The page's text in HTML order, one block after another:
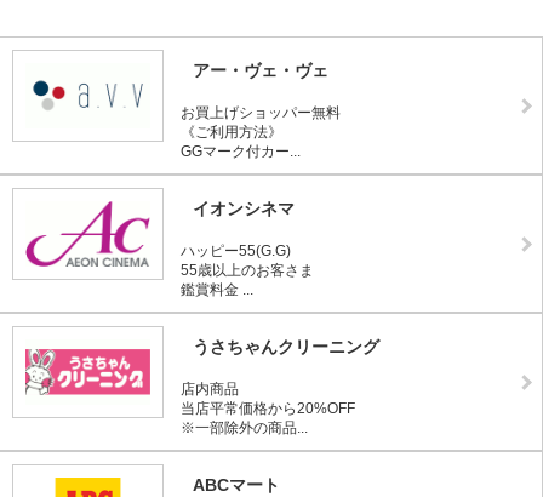
アー・ヴェ・ヴェ
お買上げショッパー無料
《ご利用方法》
GGマーク付カー...
イオンシネマ
ハッピー55(G.G)
55歳以上のお客さま
鑑賞料金 ...
うさちゃんクリーニング
店内商品
当店平常価格から20%OFF
※一部除外の商品...
ABCマート